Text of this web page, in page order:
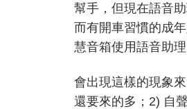
幫手，但現在語音
而有開車習慣的成
慧音箱使用語音助
會出現這樣的現象
還要來的多；2) 自